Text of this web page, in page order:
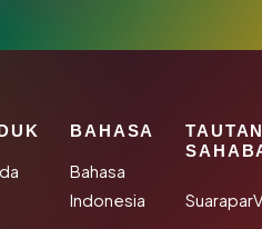
BAHASA
Bahasa
Indonesia